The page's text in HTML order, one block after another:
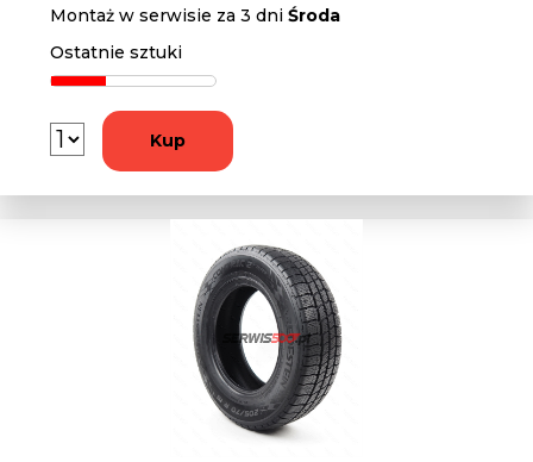
Montaż w serwisie za 3 dniŚroda
Ostatnie sztuki
Kup